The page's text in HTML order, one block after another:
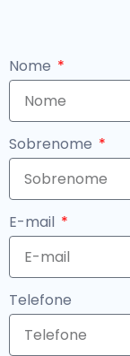
Nome
Sobrenome
E-mail
Telefone